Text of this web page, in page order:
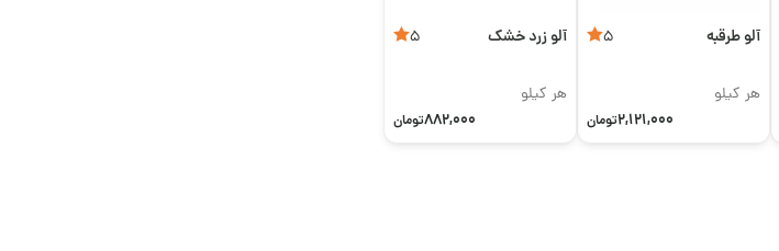
آلو طرقبه 5
هر کیلو
2,121,000تومان
آلو زرد خشک 5
هر کیلو
882,000تومان